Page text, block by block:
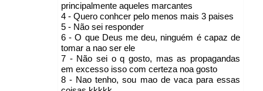
principalmente aqueles marcantes
4 - Quero conhcer pelo menos mais 3 paises
5 - Não sei responder
6 - O que Deus me deu, ninguém é capaz de
tomar a nao ser ele
7 - Não sei o q gosto, mas as propagandas
em excesso isso com certeza noa gosto
8 - Nao tenho, sou mao de vaca para essas